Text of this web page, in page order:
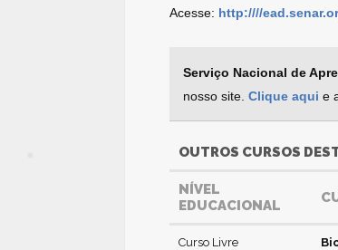
Acesse: http:////
Serviço Nacional de
nosso site. Clique aqui e
OUTROS CURSOS
NÍVEL
EDUCACIONAL
Curso Livre